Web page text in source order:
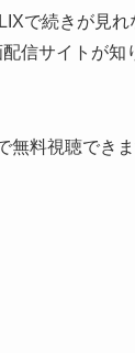
で続きが見れ
信サイトが知
無料視聴できま